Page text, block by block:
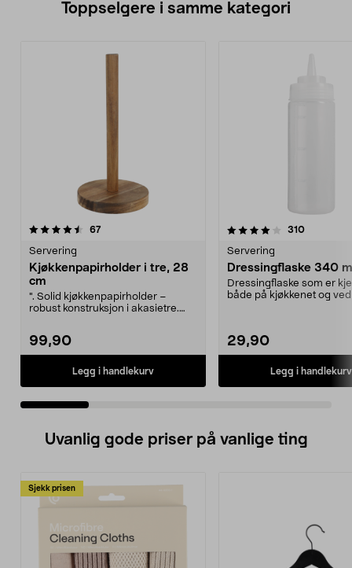
Toppselgere i samme kategori
67anmeldelser
Servering
Kjøkkenpapirholder i tre, 28
cm
". Solid kjøkkenpapirholder –
robust konstruksjon i akasietre.
99,90
Legg i handlekurv
4.0 av 5 stjerner 310
Servering
Dressingflaske 340
Dressingflaske som er
både på kjøkkenet og
29,90
Legg i handlekurv
4.5 av 5 stjerner
Uvanlig gode priser på vanlige ting
Sjekk prisen